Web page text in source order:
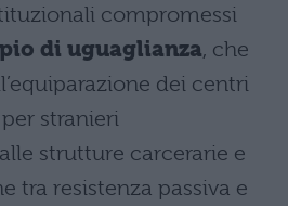
compromessi
di uguaglianza, che
dei centri
stranieri
strutture carcerarie e
tra resistenza passiva e